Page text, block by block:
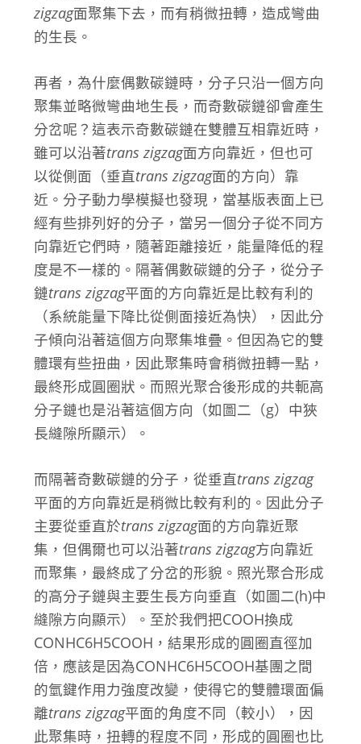
zigzag面聚集下去，而有稍微扭轉，造成彎曲
的生長。
再者，為什麼偶數碳鏈時，分子只沿一個方向
聚集並略微彎曲地生長，而奇數碳鏈卻會產生
分岔呢？這表示奇數碳鏈在雙體互相靠近時，
雖可以沿著trans zigzag面方向靠近，但也可
以從側面（垂直trans zigzag面的方向）靠
近。分子動力學模擬也發現，當基版表面上已
經有些排列好的分子，當另一個分子從不同方
向靠近它們時，隨著距離接近，能量降低的程
度是不一樣的。隔著偶數碳鏈的分子，從分子
鏈trans zigzag平面的方向靠近是比較有利的
（系統能量下降比從側面接近為快），因此分
子傾向沿著這個方向聚集堆疊。但因為它的雙
體環有些扭曲，因此聚集時會稍微扭轉一點，
最終形成圓圈狀。而照光聚合後形成的共軛高
分子鏈也是沿著這個方向（如圖二（g）中狹
長縫隙所顯示）。
而隔著奇數碳鏈的分子，從垂直trans zigzag
平面的方向靠近是稍微比較有利的。因此分子
主要從垂直於trans zigzag面的方向靠近聚
集，但偶爾也可以沿著trans zigzag方向靠近
而聚集，最終成了分岔的形貌。照光聚合形成
的高分子鏈與主要生長方向垂直（如圖二(h)中
縫隙方向顯示）。至於我們把COOH換成
CONHC6H5COOH，結果形成的圓圈直徑加
倍，應該是因為CONHC6H5COOH基團之間
的氫鍵作用力強度改變，使得它的雙體環面偏
離trans zigzag平面的角度不同（較小），因
此聚集時，扭轉的程度不同，形成的圓圈也比